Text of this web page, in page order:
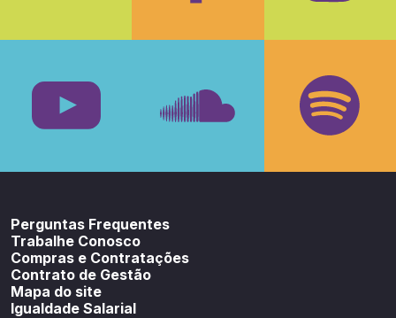
Facebook
Perguntas Frequentes
Trabalhe Conosco
Compras e Contratações
Contrato de Gestão
Mapa do site
Igualdade Salarial